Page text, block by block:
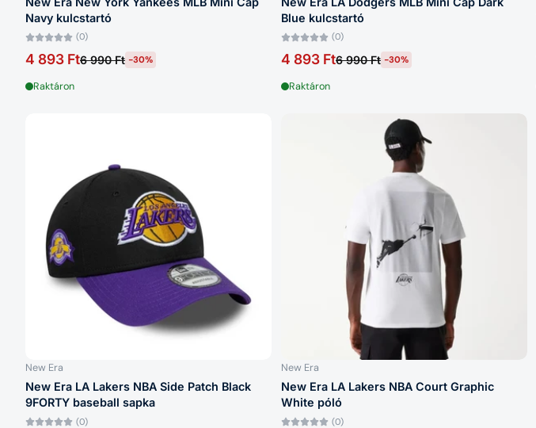
Navy kulcstartó
(0)
4 893 Ft6 990 Ft -30%
Raktáron
Blue kulcstartó
(0)
4 893 Ft6 990 Ft -30%
Raktáron
New Era
New Era LA Lakers NBA Side Patch Black
9FORTY baseball sapka
(0)
New Era
New Era LA Lakers NBA Court Graphic
White póló
(0)